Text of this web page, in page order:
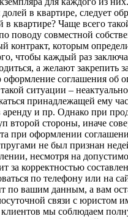
в квартире, следует
квартире? Чаще всего
поводу совместной
контракт, которым
чтобы каждый раз
а желают закрепить
оформление соглашения об
ситуации –
принадлежащей ему
аренду и пр. Однако при
второй стороны, иначе
при оформлении
не был признан
несмотря на
за корректностью
по телефону или на
по вашим данным, а вам
связи с юристом
мы соблюдаем